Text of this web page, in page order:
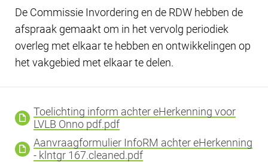
De Commissie Invordering en de RDW hebben de
afspraak gemaakt om in het vervolg periodiek
overleg met elkaar te hebben en ontwikkelingen op
het vakgebied met elkaar te delen.
Toelichting inform achter eHerkenning voor
LVLB Onno pdf.pdf
Aanvraagformulier InfoRM achter eHerkenning
- klntgr 167.cleaned.pdf